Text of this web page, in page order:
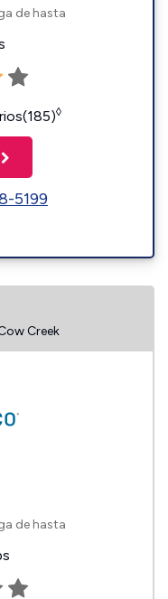
de hasta
◊
5199
Creek
de hasta